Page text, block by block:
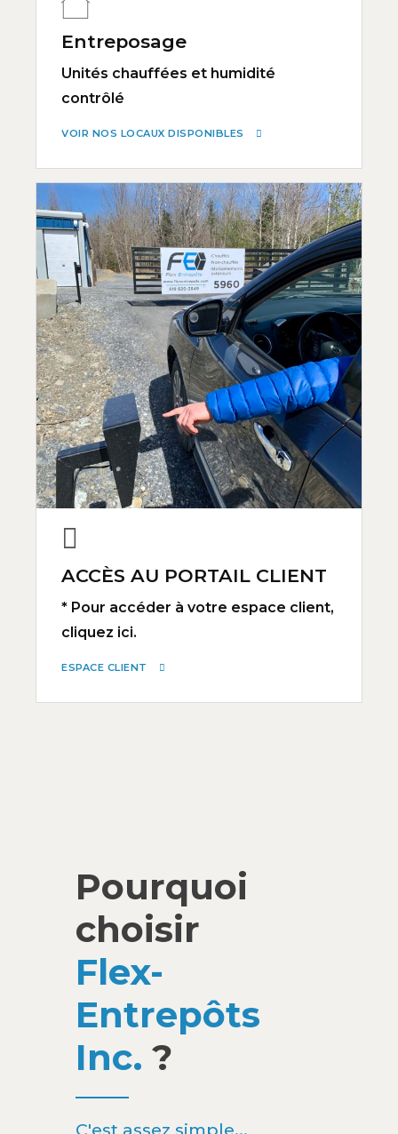
Entreposage
Unités chauffées et humidité
contrôlé
VOIR NOS LOCAUX DISPONIBLES
ACCÈS AU PORTAIL CLIENT
* Pour accéder à votre espace client,
cliquez ici.
ESPACE CLIENT
Pourquoi
choisir
Flex-
Entrepôts
Inc. ?
C'est assez simple...